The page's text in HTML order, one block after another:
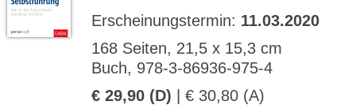
Erscheinungstermin: 11.03.2020
168 Seiten, 21,5 x 15,3 cm
Buch, 978-3-86936-975-4
€ 29,90 (D) | € 30,80 (A)